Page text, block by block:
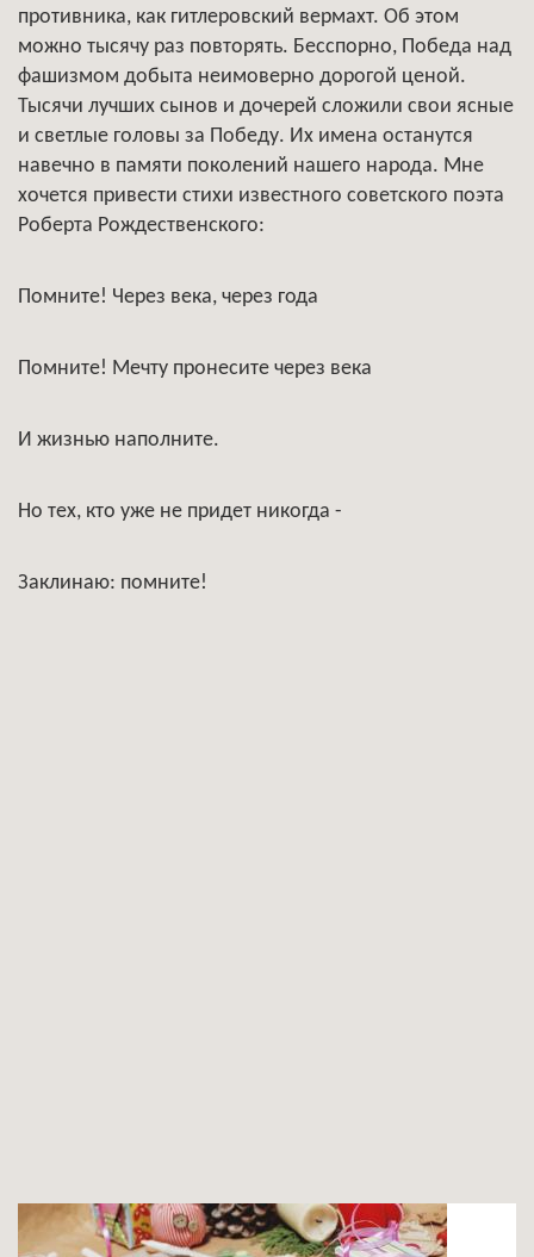
противника, как гитлеровский вермахт. Об этом
можно тысячу раз повторять. Бесспорно, Победа над
фашизмом добыта неимоверно дорогой ценой.
Тысячи лучших сынов и дочерей сложили свои ясные
и светлые головы за Победу. Их имена останутся
навечно в памяти поколений нашего народа. Мне
хочется привести стихи известного советского поэта
Роберта Рождественского:
Помните! Через века, через года
Помните! Мечту пронесите через века
И жизнью наполните.
Но тех, кто уже не придет никогда -
Заклинаю: помните!